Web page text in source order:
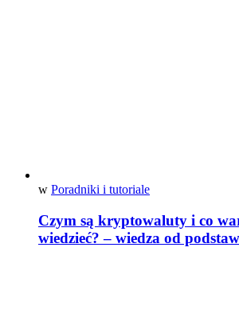
w Poradniki i tutoriale
Czym są kryptowaluty i co
wiedzieć? – wiedza od podstaw